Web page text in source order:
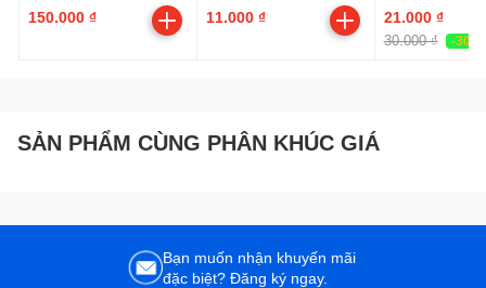
150.000 ₫
11.000 ₫
21.000 ₫
30.000 ₫ -30%
SẢN PHẨM CÙNG PHÂN KHÚC GIÁ
Bạn muốn nhận khuyến mãi
đặc biệt? Đăng ký ngay.